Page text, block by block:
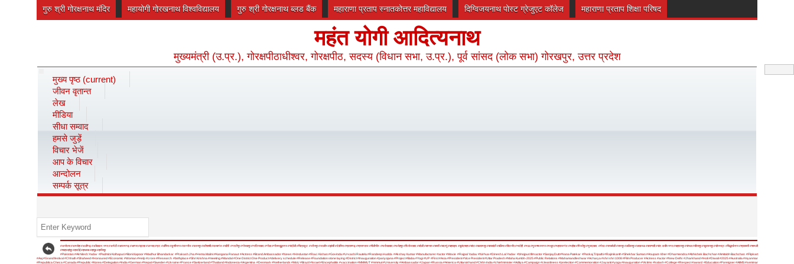
गुरु श्री गोरक्षनाथ मंदिर महायोगी गोरखनाथ विश्वविद्यालय गुरु श्री गोरक्षनाथ ब्लड बैंक महाराणा प्रताप स्नातकोत्तर महाविद्यालय दिग्विजयनाथ पोस्ट ग्रेजुएट कॉलेज महाराणा प्रताप शिक्षा परिषद
महंत योगी आदित्यनाथ
मुख्यमंत्री (उ.प्र.), गोरक्षपीठाधीश्वर, गोरक्षपीठ, सदस्य (विधान सभा, उ.प्र.), पूर्व सांसद (लोक सभा) गोरखपुर, उत्तर प्रदेश
मुख्य पृष्ठ (current)
जीवन वृतान्त
लेख
मीडिया
सीधा सम्वाद
हमसे जुड़ें
विचार भेजें
आप के विचार
आन्दोलन
सम्पर्क सूत्र
#अयोध्या#अमरोहा #अलीगढ़ #अंबेडकर नगर #अमेठी #आजमगढ़#आगरा#इटावा #उन्नाव#एटा #औरैया #कुशीनगर #कन्नौज#कानपुर#कौशाम्बी #कासगंज #खीरी #गाजीपुर #गोरखपुर #गाजियाबाद#गोंडा#गौतमबुद्धनगर #चंदौली#चित्रकूट #जौनपुर #जालौन #झांसी #देवरिया#प्रतापगढ़ #प्रयागराज #पीलीभीत #फर्रुखाबाद #फतेहपुर #फिरोजाबाद #बरेली#बागपत #बस्ती #बदायूं #बहराइच #बुलंदशहर #बांदा #बलरामपुर#बाराबंकी#बलिया #बिजनौर #भदोही #मऊ #मुजफ्फरनगर #मथुरा#महाराजगंज#महोबा #मिर्जापुर #मुरादाबाद #मेरठ #रायबरेली #रामपुर#ललितपुर#लखनऊ #वाराणसी #संत कबीर नगर #सहारनपुर#संभल#सीतापुर #सुल्तानपुर #सोनभद्र #सिद्धार्थनगर #श्रावस्ती #शामली
#शाहजहांपुर#हरदोई#हाथरस#हापुड़#हमीरपुर
#Pakistan#Akhilesh Yadav #Padmini Kolhapuri #Boni Kapoor #Madhur Bhandarkar #Prakash Jha #Hema Malini #Kangana Ranaut #Actress #Brand Ambassador#News #Hindustan #Ravi Kishan #Govinda #Urvashi Rautela #Randeep Hudda #Akshay Kumar#Manufacturer#actor #Movie #Rajpal Yadav #Nirhua#Dinesh Lal Yadav #bhojpuri film actor#SanjayDutt#Nana Patekar #Pankaj Tripathi #Rajinikanth#Shekhar Suman #Anupam Kher #Dharmendra #Abhishek Bachchan #Amitabh Bachchan #Flipkart
#Aaj#Grand festival#Chhath#Shaheed #Honoured #Economic #Woman #Help #crore #Research #birthplace #Shri Krishna #meeting #Mandal #One District One Product#delivery schedule#Release#Foundation stone laying#District#Inauguration #pariyojana #Project#Baba #Yogi #UP #First#Asia #President#Vice President#Uttar Pradesh #Maha Kumbh-2025#Public Relations #Mahamandleshwar#Acharya#shri shri 1008 #Film Producer #Actress #actor #New Delhi #Jharkhand #Holi #Diwali #2025 #Australia #myanmar
#Republica Checa#Canada#Republic #Korea#Delegation#India #German #Nepal #Sweden #Ukraine #France #Switzerland #Thailand #Indonesia #Argentina #Denmark #Netherlands #MoU #Brazil #Israel #Encephalitis #vaccination #MMMUT #mmmut#University #Ambassador#Japan#Russia#America#Uttarakhand#CM in India#chief minister#Aditya#Campaign#cleanliness #prelection #Commemoration #Jayanti #yoga #inauguration #Victims #kalash #College #Respect#award #Education #Foreigner #AIIMS #seminar